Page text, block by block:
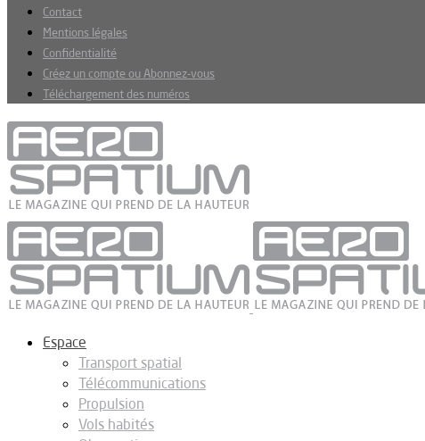
Contact
Mentions légales
Confidentialité
Créez un compte ou Abonnez-vous
Téléchargement des numéros
Espace
Transport spatial
Télécommunications
Propulsion
Vols habités